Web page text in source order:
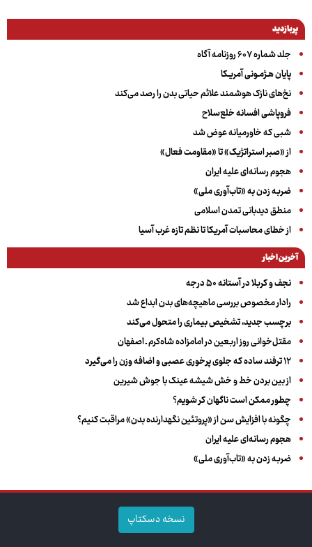
پربازدید
جلد شماره ۶۰۷ روزنامه آگاه
پایان هـژمـونی آمریـکا
نخ‌های نازک هوشمند علائم حیاتی بدن را رصد می‌کند
فروپاشی افسانه خلع‌سلاح
شبی که خاورمیانه عوض شد
از «صبر استراتژیک» تا «مقاومت فعال»
هجوم رسانه‌ای علیه ایران
ضربه زدن به «تاب‌آوری ملی»
منطق دیدبانی تمدن اسلامی
از خطای محاسبات آمریکا تا نظم تازه غرب آسیا
آخرین اخبار
نجف و کربلا در آستانه ۵۰ درجه
رادار مخصوص بررسی ماهیچه‌های بدن ابداع شد
برچسب جدید، تشخیص بیماری را متحول می‌کند
مقتل‌خوانی روز اربعین در امامزاده شاه‌کرم ـ اصفهان
۱۲ ترفند ساده که جلوی پرخوری عصبی و اضافه ‌وزن را می‌گیرد
از بین بردن خط و خش شیشه عینک با جوش شیرین
چطور ممکن است ناگهان کر شویم؟
چگونه با افزایش سن از «پروتئین نگهدارنده بدن» مراقبت کنیم؟
هجوم رسانه‌ای علیه ایران
ضربه زدن به «تاب‌آوری ملی»
نسخه دسکتاپ